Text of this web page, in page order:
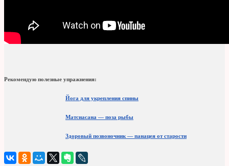
Рекомендую полезные упражнения:
Йога для укрепления спины
Матсиасана — поза рыбы
Здоровый позвоночник — панацея от старости